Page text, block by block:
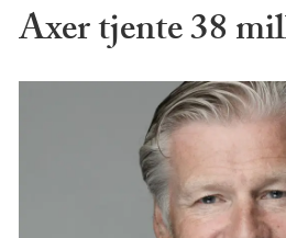
Axer tjente 38